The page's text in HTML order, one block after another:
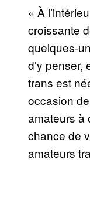
« À
croissante
quelques-
d’y penser,
trans est
occasion
amateurs à
chance de
amateurs